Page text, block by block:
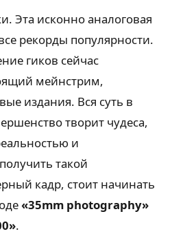
Эта исконно аналоговая
рекорды популярности.
гиков сейчас
мейнстрим,
издания. Вся суть в
творит чудеса,
и
такой
кадр, стоит начинать
«35mm photography»
.